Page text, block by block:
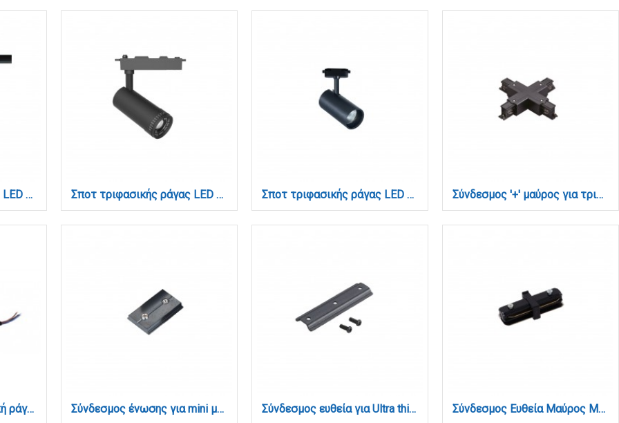
Σποτ τριφασικής ράγας LED 30W 3CCT με επιλογή εναλλαγής μοιρών σε μαύρη απόχρωση D:10,3cmX13,6cm ( T3-06500-Black) Σποτ τριφασικής ράγας LED 30W 3CCT με επιλογή εναλλαγής μοιρών σε μαύρη απόχρωση D:6.8cmX15,7cm ( T3-06400-Black) Σποτ τριφασικής ράγας LED 30W 3CCT με επιλογή εναλλαγής μοιρών σε μαύρη απόχρωση D:7 cmX13,5cm ( T3-06600-Black) Σύνδεσμος '+' μαύρος για τριφασική ράγα (TC3-028-Black)
Σύνδεσμος για μαγνητική ράγα μεταξύ ράγας και ρεύματος (TC038-Black) Σύνδεσμος ένωσης για mini μαγνητική ράγα (TCM008-Black) Σύνδεσμος ευθεία για Ultra thin μαγνητική χωνευτή ράγα σε μαύρη απόχρωση (TC030-Black) Σύνδεσμος Ευθεία Μαύρος Μονοφασικής Ράγας (TC1-027-Black)